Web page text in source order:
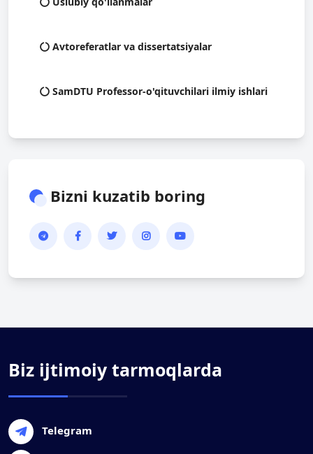
Avtoreferatlar va dissertatsiyalar
SamDTU Professor-o'qituvchilari ilmiy ishlari
Bizni kuzatib boring
Biz ijtimoiy tarmoqlarda
Telegram